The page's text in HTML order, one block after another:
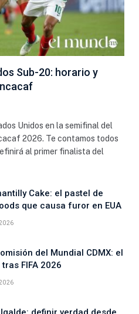
Sub-20: horario y
Unidos en la semifinal del
2026. Te contamos todos
al primer finalista del
Cake: el pastel de
que causa furor en EUA
del Mundial CDMX: el
FIFA 2026